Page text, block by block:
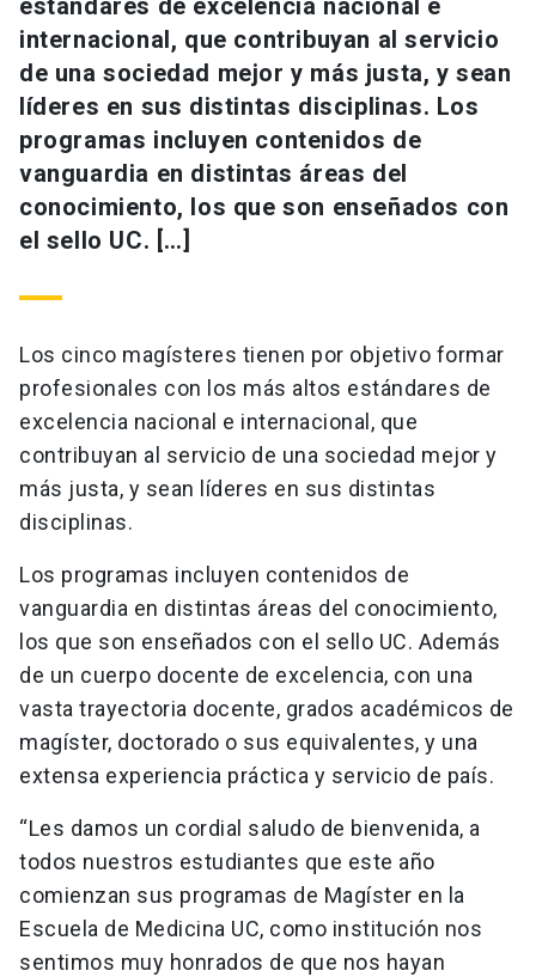
estándares de excelencia nacional e
internacional, que contribuyan al servicio
de una sociedad mejor y más justa, y sean
líderes en sus distintas disciplinas. Los
programas incluyen contenidos de
vanguardia en distintas áreas del
conocimiento, los que son enseñados con
el sello UC. […]
Los cinco magísteres tienen por objetivo formar
profesionales con los más altos estándares de
excelencia nacional e internacional, que
contribuyan al servicio de una sociedad mejor y
más justa, y sean líderes en sus distintas
disciplinas.
Los programas incluyen contenidos de
vanguardia en distintas áreas del conocimiento,
los que son enseñados con el sello UC. Además
de un cuerpo docente de excelencia, con una
vasta trayectoria docente, grados académicos de
magíster, doctorado o sus equivalentes, y una
extensa experiencia práctica y servicio de país.
“Les damos un cordial saludo de bienvenida, a
todos nuestros estudiantes que este año
comienzan sus programas de Magíster en la
Escuela de Medicina UC, como institución nos
sentimos muy honrados de que nos hayan